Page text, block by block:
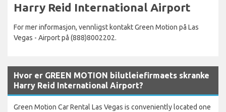
Harry Reid International Airport
For mer informasjon, vennligst kontakt Green Motion på Las
Vegas - Airport på (888)8002202.
Hvor er GREEN MOTION bilutleiefirmaets skranke
Harry Reid International Airport?
Green Motion Car Rental Las Vegas is conveniently located one